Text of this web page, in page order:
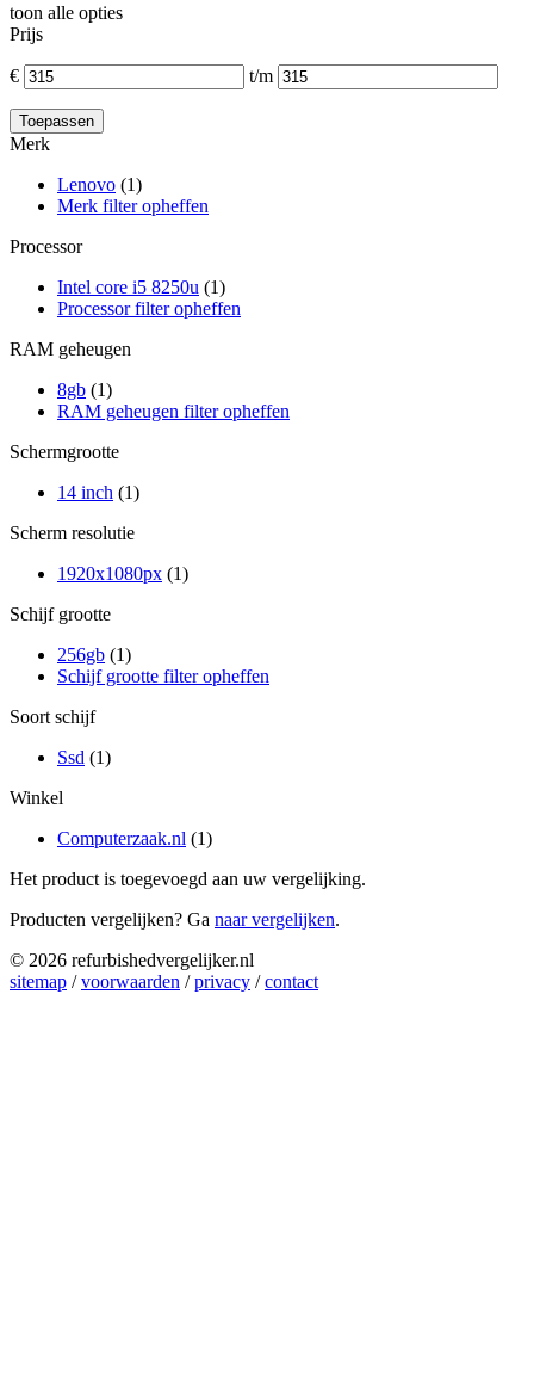
toon alle opties
Prijs
€ t/m
Merk
Lenovo (1)
Merk filter opheffen
Processor
Intel core i5 8250u (1)
Processor filter opheffen
RAM geheugen
8gb (1)
RAM geheugen filter opheffen
Schermgrootte
14 inch (1)
Scherm resolutie
1920x1080px (1)
Schijf grootte
256gb (1)
Schijf grootte filter opheffen
Soort schijf
Ssd (1)
Winkel
Computerzaak.nl (1)
Het product is toegevoegd aan uw vergelijking.
Producten vergelijken? Ga naar vergelijken.
© 2026 refurbishedvergelijker.nl
sitemap /voorwaarden /privacy /contact